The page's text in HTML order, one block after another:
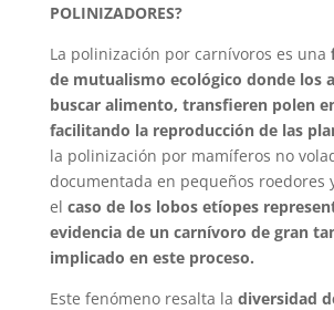
POLINIZADORES?
La polinización por carnívoros es una
de mutualismo ecológico donde los
buscar alimento, transfieren polen
facilitando la reproducción de las
la polinización por mamíferos no
documentada en pequeños roedores
el caso de los lobos etíopes
evidencia de un carnívoro de gran
implicado en este proceso.
Este fenómeno resalta la diversidad